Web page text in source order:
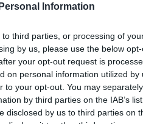
Information
third parties, or processing of
by us, please use the below
your opt-out request is
on personal information utilized by
to your opt-out. You may
by third parties on the IAB’s
disclosed by us to third parties on